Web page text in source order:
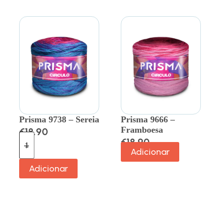
Prisma 9738 – Sereia
€18.90
Adicionar
Prisma 9666 –
Framboesa
€18.90
Adicionar